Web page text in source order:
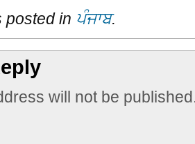
posted in ਪੰਜਾਬ.
will not be